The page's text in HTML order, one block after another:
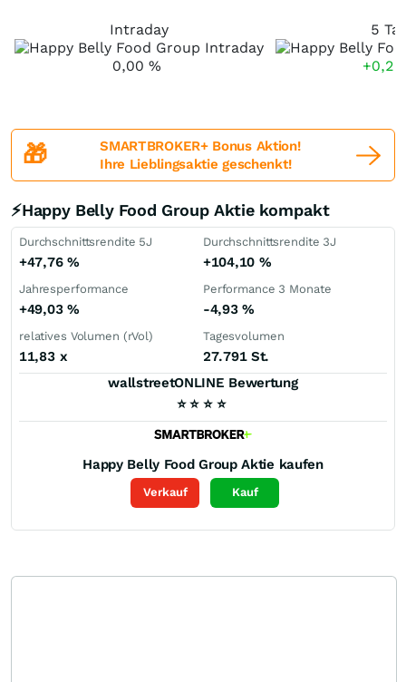
Intraday
0,00 %
5
🎁
SMARTBROKER+ Bonus Aktion!
Ihre Lieblingsaktie geschenkt!
⚡Happy Belly Food Group Aktie kompakt
Durchschnittsrendite 5J
+47,76 %
Durchschnittsrendite 3J
+104,10 %
Jahresperformance
+49,03 %
Performance 3 Monate
-4,93%
relatives Volumen (rVol)
11,83 x
Tagesvolumen
27.791 St.
wallstreetONLINE Bewertung
⭐ ⭐ ⭐ ⭐
Happy Belly Food Group Aktie kaufen
Verkauf Kauf